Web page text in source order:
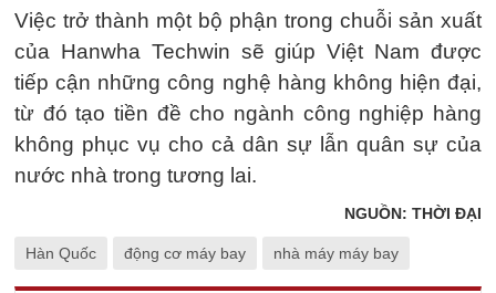
Việc trở thành một bộ phận trong chuỗi sản xuất
của Hanwha Techwin sẽ giúp Việt Nam được
tiếp cận những công nghệ hàng không hiện đại,
từ đó tạo tiền đề cho ngành công nghiệp hàng
không phục vụ cho cả dân sự lẫn quân sự của
nước nhà trong tương lai.
NGUỒN: THỜI ĐẠI
Hàn Quốc động cơ máy bay nhà máy máy bay